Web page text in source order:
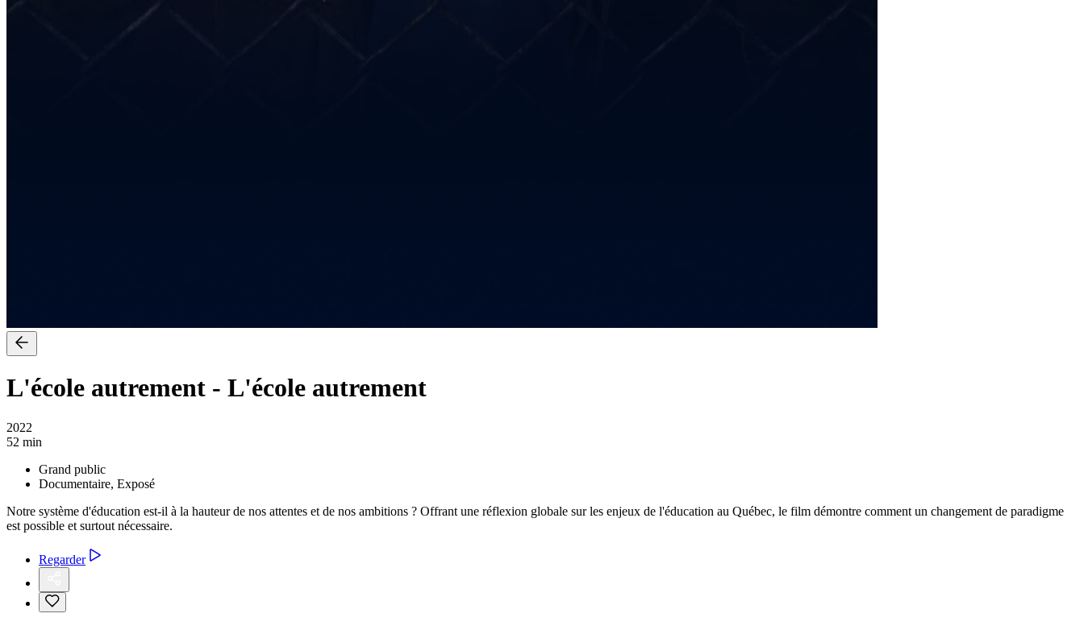
L'école autrement - L'école autrement
2022
52 min
Grand public
Documentaire, Exposé
Notre système d'éducation est-il à la hauteur de nos attentes et de nos ambitions ? Offrant une réflexion globale sur les enjeux de l'éducation au Québec, le film démontre comment un changement de paradigme
est possible et surtout nécessaire.
Regarder